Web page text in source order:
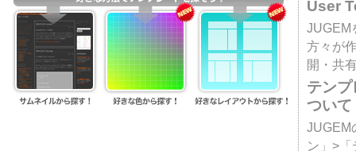
User
JUGEM
方々が
開・共
テン
ついて
JUGEM
ン」>